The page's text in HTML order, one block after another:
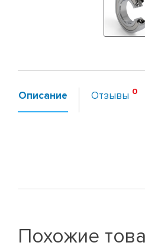
Описание Отзывы
Похожие